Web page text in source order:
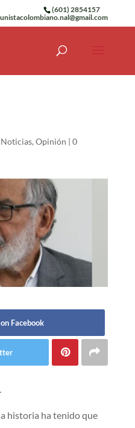
(601) 2854157
Noticias, Opinión | 0
Facebook
historia ha tenido que